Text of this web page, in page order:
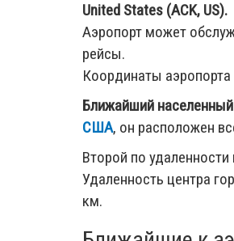
United States (ACK, US).
Аэропорт может
рейсы.
Координаты
Ближайший
США, он расположен
Второй по
Удаленность центра
км.